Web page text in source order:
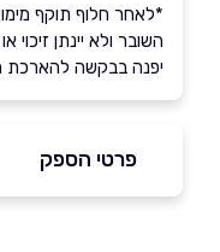
*לאחר חלוף תוקף
השובר ולא יינתן
יפנה בבקשה להארכת
פרטי הספק